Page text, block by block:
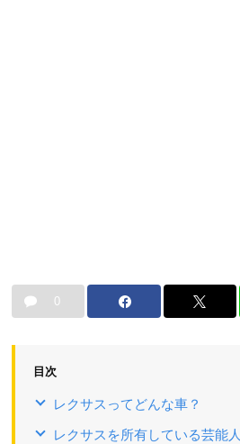
0
目次
レクサスってどんな車？
レクサスを所有している芸能人